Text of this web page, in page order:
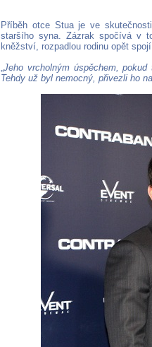
Příběh otce Stua je ve
staršího syna. Zázrak spočívá v
kněžství, rozpadlou rodinu opět
„Jeho vrcholným úspěchem,
Tehdy už byl nemocný, přivezli ho